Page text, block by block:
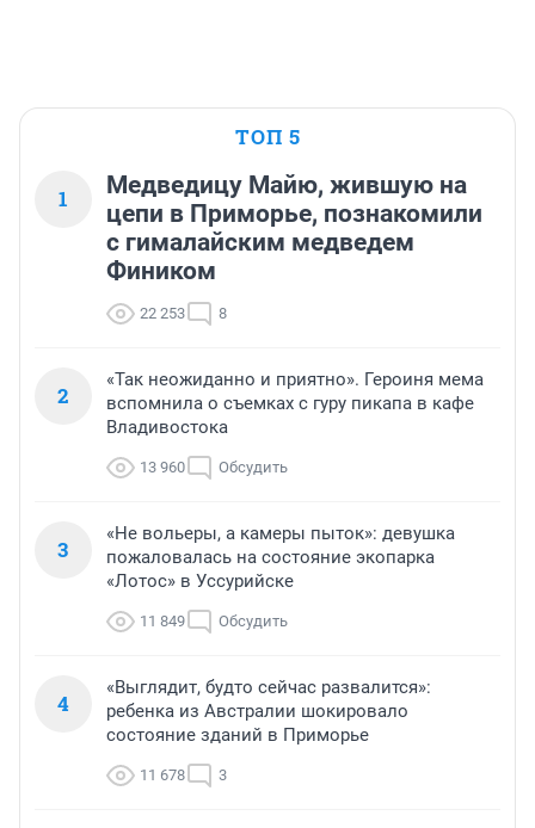
ТОП 5
1
Медведицу Майю, жившую на
цепи в Приморье, познакомили
с гималайским медведем
Фиником
22 253 8
2
«Так неожиданно и приятно». Героиня мема
вспомнила о съемках с гуру пикапа в кафе
Владивостока
13 960 Обсудить
3
«Не вольеры, а камеры пыток»: девушка
пожаловалась на состояние экопарка
«Лотос» в Уссурийске
11 849 Обсудить
4
«Выглядит, будто сейчас развалится»:
ребенка из Австралии шокировало
состояние зданий в Приморье
11 678 3